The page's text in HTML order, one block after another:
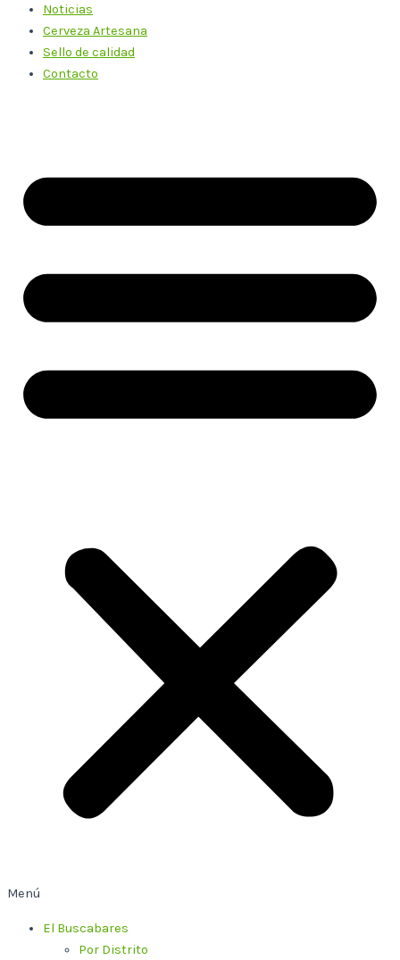
Noticias
Cerveza Artesana
Sello de calidad
Contacto
Menú
El Buscabares
Por Distrito